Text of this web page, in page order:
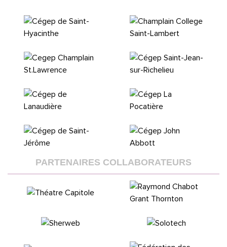
PARTENAIRES COLLABORATEURS